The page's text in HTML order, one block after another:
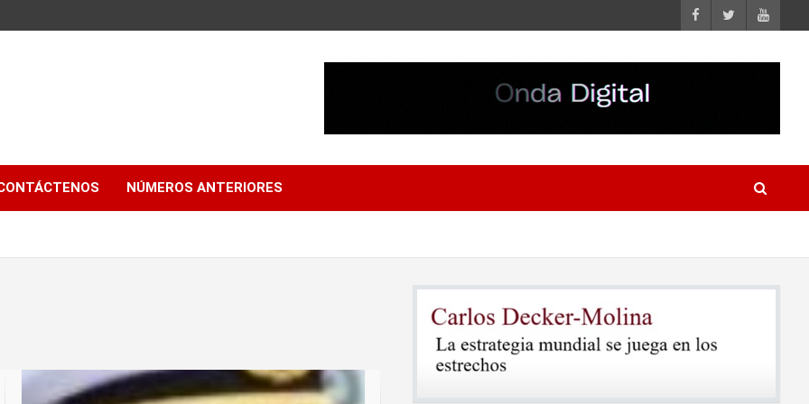
NÚMEROS ANTERIORES